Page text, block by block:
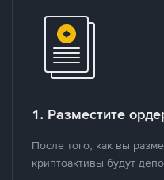
1. Разместите
После того, как вы
криптоактивы будут